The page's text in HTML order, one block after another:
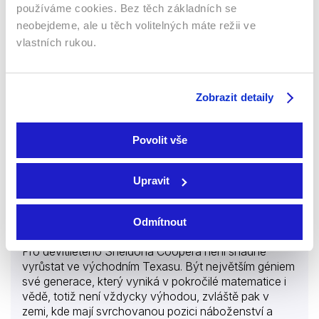
používáme cookies. Bez těch základních se
neobejdeme, ale u těch volitelných máte režii ve
vlastních rukou.
Zobrazit detaily
Povolit vše
Upravit
Odmítnout
zmatený, snaží se přijít spáchanému zločinu na kloub
a zjistit, kdo za tímto neštěstím stojí. Po pravdě dychtí
i jeho nadřízení. Oficiální vyšetřování je v rukou
Seriály Komedie
2017 | USA | 22 min
Pro devítiletého Sheldona Coopera není snadné
vyrůstat ve východním Texasu. Být největším géniem
své generace, který vyniká v pokročilé matematice i
vědě, totiž není vždycky výhodou, zvláště pak v
zemi, kde mají svrchovanou pozici náboženství a